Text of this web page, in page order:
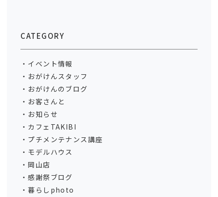
CATEGORY
イベント情報
おがけんスタッフ
おがけんのブログ
お客さんと
お知らせ
カフェTAKIBI
プチメンテナンス講座
モデルハウス
岡山店
感謝祭ブログ
暮らしphoto